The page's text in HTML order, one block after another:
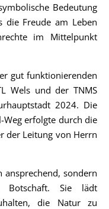
Bedeutung
die Freude am Leben
im Mittelpunkt
gut funktionierenden
Wels und der TNMS
2024. Die
Weg erfolgte durch die
der Leitung von Herrn
sondern
Botschaft. Sie lädt
die Natur zu